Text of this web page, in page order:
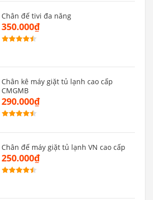
Chân đế tivi đa năng
350.000₫
Chân kê máy giặt tủ lạnh cao cấp
CMGMB
290.000₫
Chân đế máy giặt tủ lạnh VN cao cấp
250.000₫